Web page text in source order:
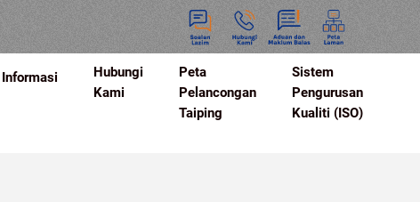
Informasi
Hubungi
Kami
Peta
Pelancongan
Taiping
Sistem
Pengurusan
Kualiti (ISO)